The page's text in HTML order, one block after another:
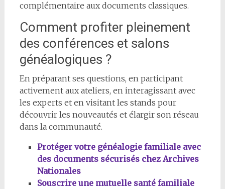
complémentaire aux documents classiques.
Comment profiter pleinement
des conférences et salons
généalogiques ?
En préparant ses questions, en participant
activement aux ateliers, en interagissant avec
les experts et en visitant les stands pour
découvrir les nouveautés et élargir son réseau
dans la communauté.
Protéger votre généalogie familiale avec
des documents sécurisés chez Archives
Nationales
Souscrire une mutuelle santé familiale